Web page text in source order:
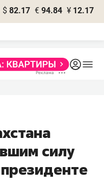
$ 82.17 € 94.84 ¥ 12.17
силу